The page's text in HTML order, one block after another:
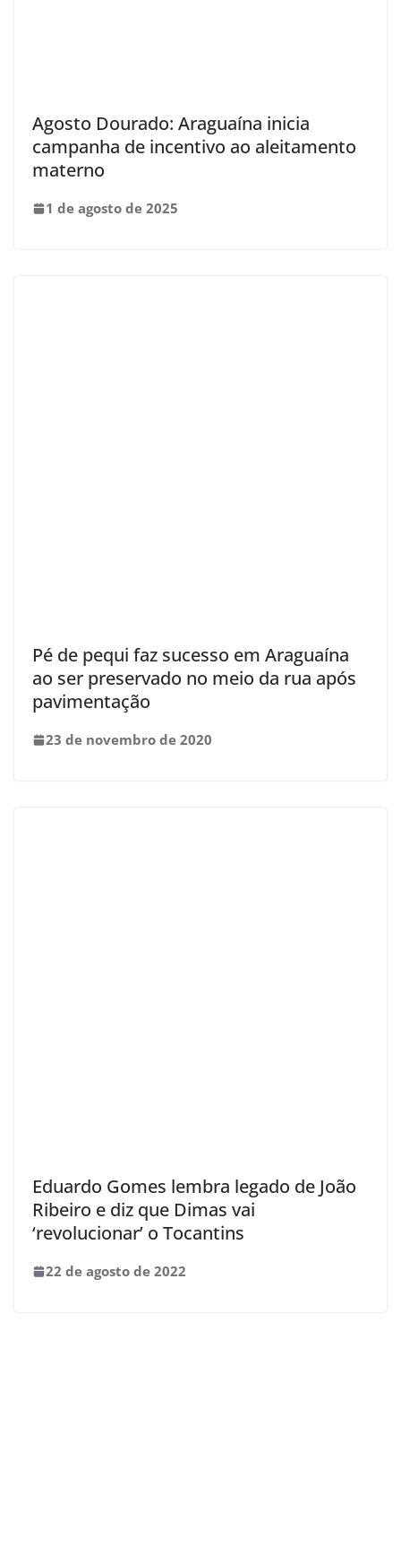
Agosto Dourado: Araguaína inicia
campanha de incentivo ao aleitamento
materno
1 de agosto de 2025
Pé de pequi faz sucesso em Araguaína
ao ser preservado no meio da rua após
pavimentação
23 de novembro de 2020
Eduardo Gomes lembra legado de João
Ribeiro e diz que Dimas vai
‘revolucionar’ o Tocantins
22 de agosto de 2022